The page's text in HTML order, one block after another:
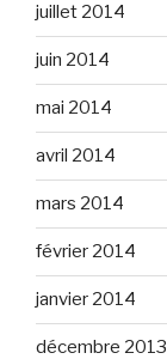
juillet 2014
juin 2014
mai 2014
avril 2014
mars 2014
février 2014
janvier 2014
décembre 2013